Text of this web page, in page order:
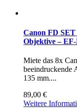
Canon FD SET
Objektive –
Miete das 8x
beeindruckende
135 mm....
89,00 €
Weitere